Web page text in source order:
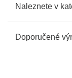
Naleznete v
Doporučené